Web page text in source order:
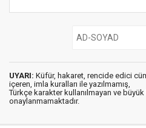
UYARI: Küfür, hakaret, rencide edici
içeren, imla kuralları ile yazılmamış,
Türkçe karakter kullanılmayan ve
onaylanmamaktadır.